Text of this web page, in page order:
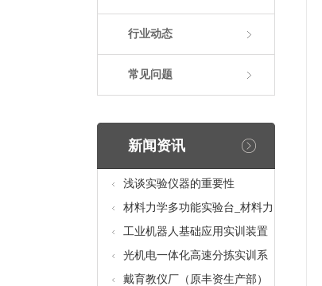
行业动态
常见问题
新闻资讯
浅谈实验仪器的重要性
材料力学多功能实验台_材料力
学多功能考核实验实训设备
工业机器人基础应用实训装置
台_工业机器人基础应用实训考
核设备
光机电一体化高速分拣实训系
统_光机电一体化高速分拣实验
戴育教仪厂（原丰资生产部）